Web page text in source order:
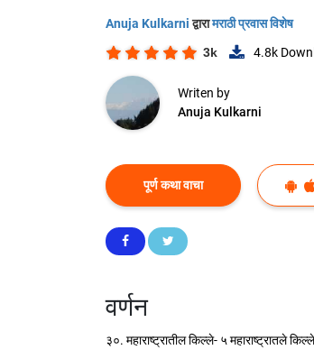
Anuja Kulkarniद्वारामराठी प्रवास विशेष
3k 4.8k
Writen by
Anuja Kulkarni
पूर्ण कथा वाचा
वर्णन
३०. महाराष्ट्रातील किल्ले- ५ महाराष्ट्रातले